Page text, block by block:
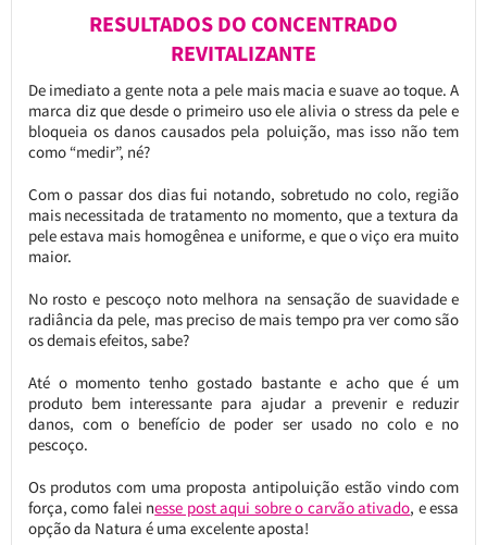
RESULTADOS DO CONCENTRADO
REVITALIZANTE
De imediato a gente nota a pele mais macia e suave ao toque. A
marca diz que desde o primeiro uso ele alivia o stress da pele e
bloqueia os danos causados pela poluição, mas isso não tem
como “medir”, né?
Com o passar dos dias fui notando, sobretudo no colo, região
mais necessitada de tratamento no momento, que a textura da
pele estava mais homogênea e uniforme, e que o viço era muito
maior.
No rosto e pescoço noto melhora na sensação de suavidade e
radiância da pele, mas preciso de mais tempo pra ver como são
os demais efeitos, sabe?
Até o momento tenho gostado bastante e acho que é um
produto bem interessante para ajudar a prevenir e reduzir
danos, com o benefício de poder ser usado no colo e no
pescoço.
Os produtos com uma proposta antipoluição estão vindo com
força, como falei nesse post aqui sobre o carvão ativado, e essa
opção da Natura é uma excelente aposta!